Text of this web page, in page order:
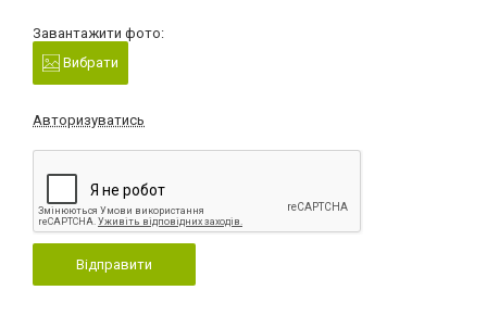
Завантажити фото:
Вибрати
Авторизуватись
Відправити